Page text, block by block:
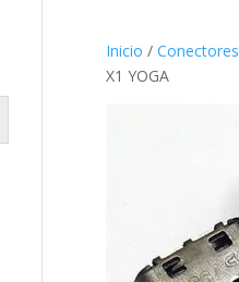
Inicio / Conectores
X1 YOGA